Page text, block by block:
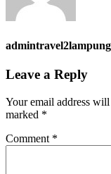
admintravel2lampung
Leave a Reply
Your email address
marked *
Comment *